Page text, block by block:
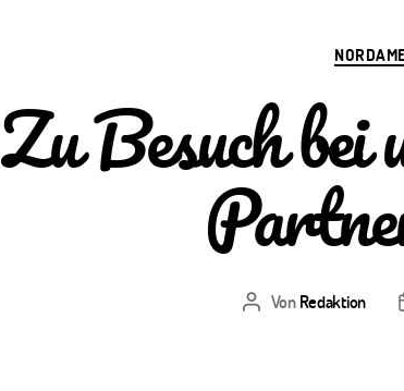
Zu Besuch
Beitragsautor
VonRedaktion